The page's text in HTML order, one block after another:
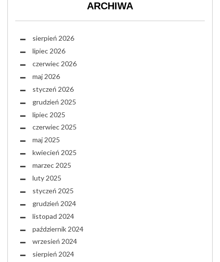
ARCHIWA
sierpień 2026
lipiec 2026
czerwiec 2026
maj 2026
styczeń 2026
grudzień 2025
lipiec 2025
czerwiec 2025
maj 2025
kwiecień 2025
marzec 2025
luty 2025
styczeń 2025
grudzień 2024
listopad 2024
październik 2024
wrzesień 2024
sierpień 2024